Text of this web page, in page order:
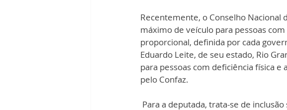
Recentemente, o Conselho Nacional
máximo de veículo para pessoas
proporcional, definida por cada
Eduardo Leite, de seu estado, Rio
para pessoas com deficiência física
pelo Confaz.